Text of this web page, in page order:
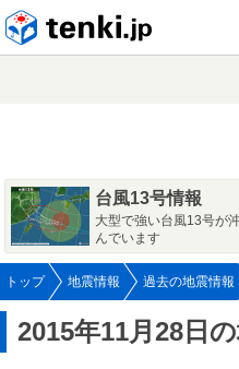
台風13号情報
大型で強い台風13号が
んでいます
トップ 地震情報 過去の地震情報
2015年11月28日